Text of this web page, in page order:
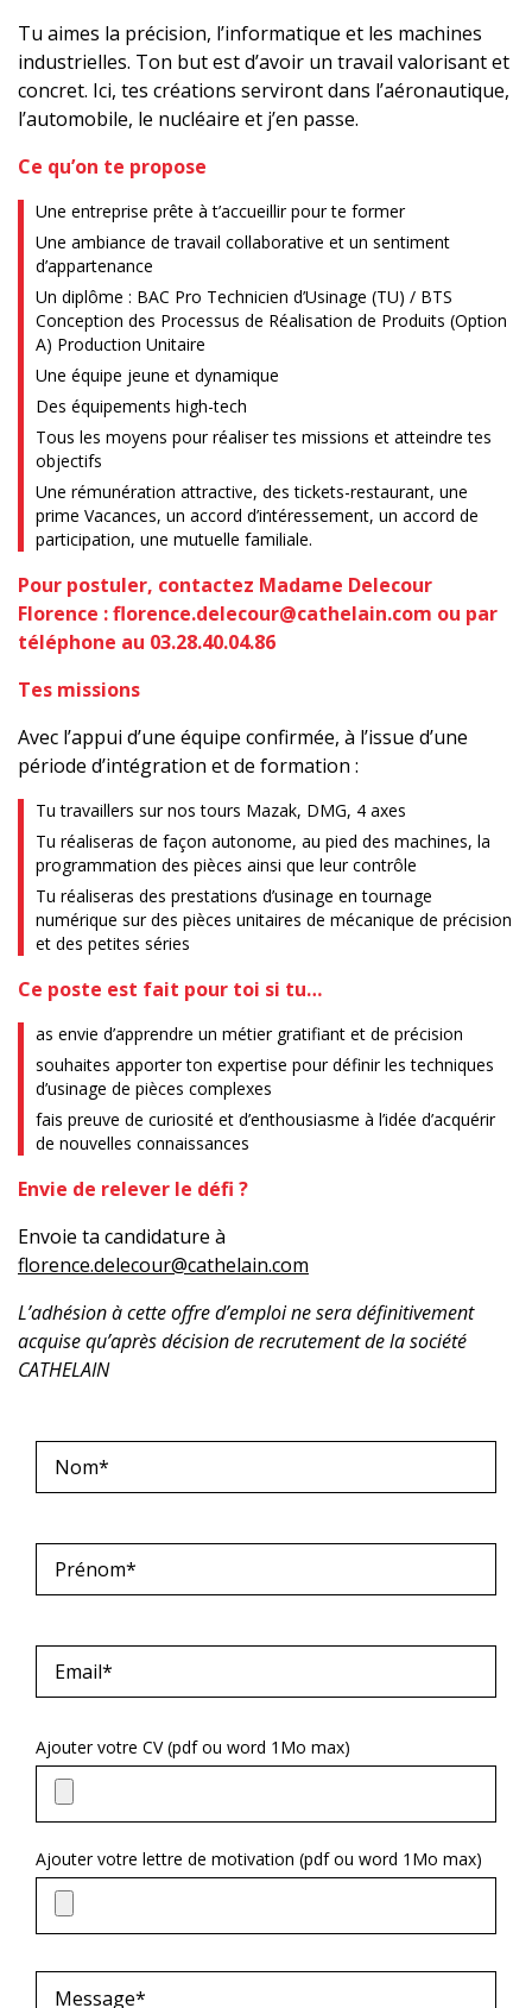
Tu aimes la précision, l’informatique et les machines
industrielles. Ton but est d’avoir un travail valorisant et
concret. Ici, tes créations serviront dans l’aéronautique,
l’automobile, le nucléaire et j’en passe.
Ce qu’on te propose
Une entreprise prête à t’accueillir pour te former
Une ambiance de travail collaborative et un sentiment
d’appartenance
Un diplôme : BAC Pro Technicien d’Usinage (TU) / BTS
Conception des Processus de Réalisation de Produits (Option
A) Production Unitaire
Une équipe jeune et dynamique
Des équipements high-tech
Tous les moyens pour réaliser tes missions et atteindre tes
objectifs
Une rémunération attractive, des tickets-restaurant, une
prime Vacances, un accord d’intéressement, un accord de
participation, une mutuelle familiale.
Pour postuler, contactez Madame Delecour
Florence : florence.delecour@cathelain.com ou par
téléphone au 03.28.40.04.86
Tes missions
Avec l’appui d’une équipe confirmée, à l’issue d’une
période d’intégration et de formation :
Tu travaillers sur nos tours Mazak, DMG, 4 axes
Tu réaliseras de façon autonome, au pied des machines, la
programmation des pièces ainsi que leur contrôle
Tu réaliseras des prestations d’usinage en tournage
numérique sur des pièces unitaires de mécanique de précision
et des petites séries
Ce poste est fait pour toi si tu…
as envie d’apprendre un métier gratifiant et de précision
souhaites apporter ton expertise pour définir les techniques
d’usinage de pièces complexes
fais preuve de curiosité et d’enthousiasme à l’idée d’acquérir
de nouvelles connaissances
Envie de relever le défi ?
Envoie ta candidature à
florence.delecour@cathelain.com
L’adhésion à cette offre d’emploi ne sera définitivement
acquise qu’après décision de recrutement de la société
CATHELAIN
Ajouter votre CV (pdf ou word 1Mo max)
Ajouter votre lettre de motivation (pdf ou word 1Mo max)